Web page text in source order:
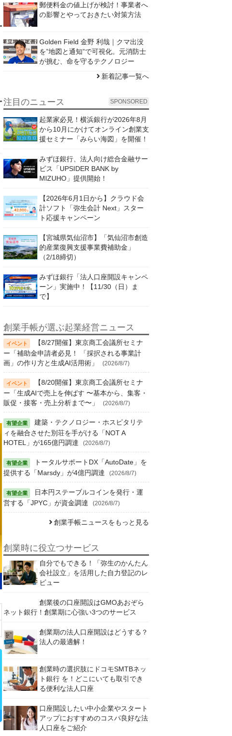
郵便料金の値上げが検討！事業者へ
の影響とやっておきたい対策方法
Golden Field 金野 利哉｜クマ出没
を”地図と通知”で可視化。元消防士
が挑む、命を守るテクノロジー
新着記事一覧へ
注目のニュース SPONSORED
起業家必見！横浜銀行が2026年8月
から10月にかけてオンライン創業支
援セミナー「みらい海図」を開催！
みずほ銀行、法人向け総合金融サー
ビス「UPSIDER BANK by
MIZUHO」提供開始！
【2026年6月1日から】クラウド会
計ソフト「弥生会計 Next」スター
ト応援キャンペーン
【宮城県気仙沼市】「気仙沼市創造
的産業復興支援事業費補助金」
（2/18締切）
みずほ銀行「法人口座開設キャンペ
ーン」実施中！【11/30（日）ま
で】
創業手帳が選ぶ起業経営ニュース
【8/27開催】東京商工会議所セミナ
ー「補助金申請者必見！ 「採択される事業計
画」の作り方と生成AI活用術」
(2026/8/7)
【8/20開催】東京商工会議所セミナ
ー「生成AIで売上を伸ばす 〜基本から、集客・
販促・接客・売上分析まで〜」
(2026/8/7)
建築・テクノロジー・ホスピタリテ
ィを融合させた別荘を手がける「NOT A
HOTEL」が165億円調達
(2026/8/7)
トータルサポートDX「AutoDate」を
提供する「Marsdy」が4億円調達
(2026/8/7)
日本円ステーブルコインを発行・運
営する「JPYC」が資金調達
(2026/8/7)
創業手帳ニュースをもっと見る
創業時に役立つサービス
自分でもできる！「弥生のかんたん
会社設立」を活用した自力登記のレ
ビュー
創業後の口座開設はGMOあおぞら
ネット銀行！創業期に心強い3つのサービス
創業期の法人口座開設はどうする？
法人の最適解！
創業時の選択肢にドコモSMTBネッ
ト銀行 を！どこにいても取引でき
る便利な法人口座
口座開設したい中小企業やスタート
アップにおすすめのコスパ良好な法
人口座をご紹介